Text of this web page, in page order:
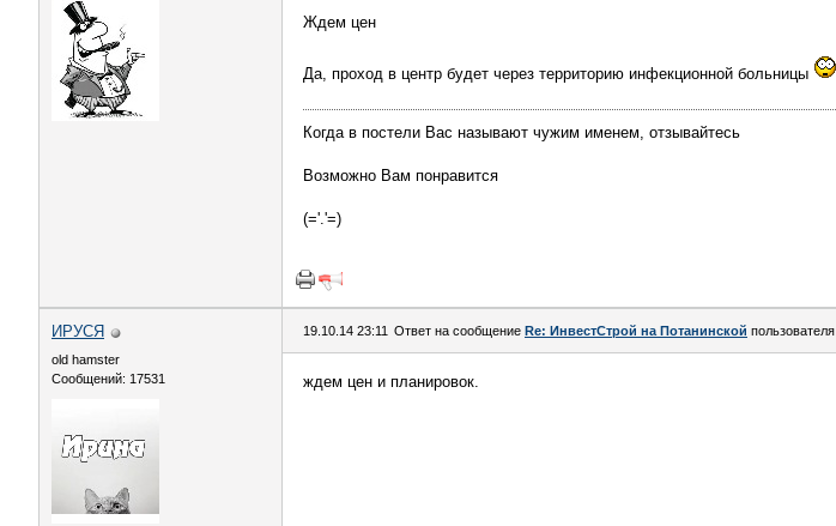
Ждем цен
Да, проход в центр будет через территорию инфекционной больницы
Когда в постели Вас называют чужим именем, отзывайтесь
Возможно Вам понравится
(='.'=)
ИРУСЯ
old hamster
Сообщений: 17531
19.10.14 23:11 Ответ на сообщение Re: ИнвестСтрой на Потанинской пользователя
ждем цен и планировок.